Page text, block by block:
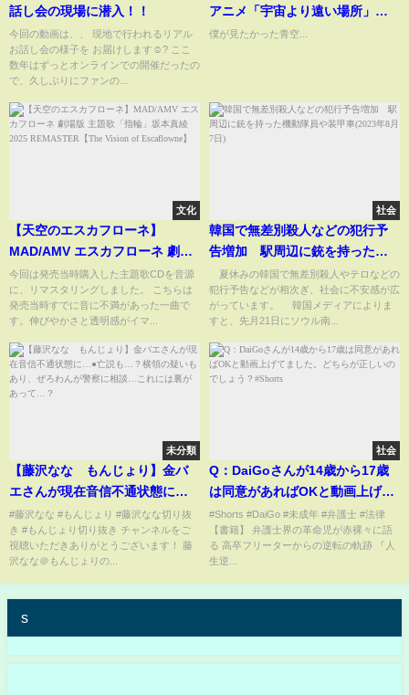
話し会の現場に潜入！！
今回の動画は、、 現地で行われるリアル
お話し会の様子を お届けします☺️? ここ
数年はずっとオンラインでの開催だったの
で、久しぶりにファンの...
アニメ「宇宙より遠い場所」が
Abemaで無料配信中
僕が見たかった青空...
文化
【天空のエスカフローネ】
MAD/AMV エスカフローネ 劇場
版 主題歌「指輪」坂本真綾 2025
REMASTER【The Vision of
Escaflowne】
今回は発売当時購入した主題歌CDを音源
に、リマスタリングしました。 こちらは
発売当時すでに音に不満があった一曲で
す。伸びやかさと透明感がイマ...
社会
韓国で無差別殺人などの犯行予
告増加 駅周辺に銃を持った機
動隊員や装甲車(2023年8月7日)
夏休みの韓国で無差別殺人やテロなどの
犯行予告などが相次ぎ、社会に不安感が広
がっています。 韓国メディアによりま
すと、先月21日にソウル南...
未分類
【藤沢なな もんじょり】金バ
エさんが現在音信不通状態に…●
亡説も…？横領の疑いもあり、
ぜろわんが警察に相談…これに
は裏があって…？
#藤沢なな #もんじょり #藤沢なな切り抜
き #もんじょり切り抜き チャンネルをご
視聴いただきありがとうございます！ 藤
沢なな＠もんじょりの...
社会
Q：DaiGoさんが14歳から17歳
は同意があればOKと動画上げて
ました。どちらが正しいのでし
ょう？#Shorts
#Shorts #DaiGo #未成年 #弁護士 #法律
【書籍】 弁護士界の革命児が赤裸々に語
る 高卒フリーターからの逆転の軌跡 『人
生逆...
s